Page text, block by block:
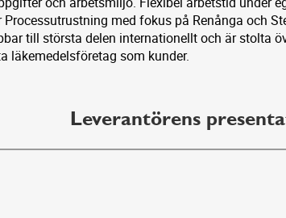
Processutrustning med fokus på Renånga och
till största delen internationellt och är stolta
läkemedelsföretag som kunder.
Leverantörens